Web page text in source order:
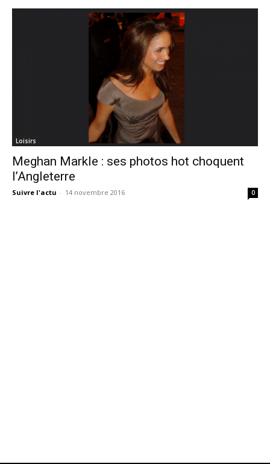
Loisirs
Meghan Markle : ses photos hot choquent
l’Angleterre
Suivre l'actu - 14 novembre 2016 0